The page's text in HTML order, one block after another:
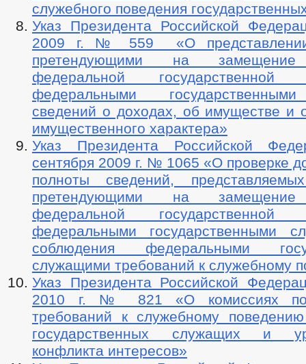
служебного поведения
Указ Президента Российской
2009 г. № 559 «О представлении
претендующими на замещение
федеральной
федеральными
сведений о доходах, об имуществе и
имущественного характера»
Указ Президента Российской
сентября 2009 г. № 1065 «О проверке
полноты сведений,
претендующими на замещение
федеральной
федеральными государственными
соблюдения федеральными
служащими требований к служебному
Указ Президента Российской
2010 г. № 821 «О комиссиях по
требований к служебному
государственных служащих и
конфликта интересов»